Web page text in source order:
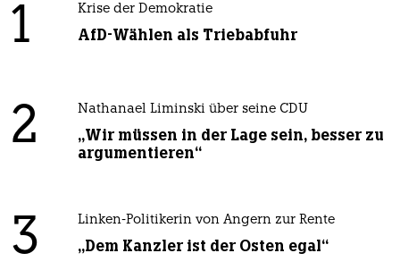
1 Krise der Demokratie
AfD-Wählen als Triebabfuhr
2 Nathanael Liminski über seine CDU
„Wir müssen in der Lage sein, besser zu
argumentieren“
3 Linken-Politikerin von Angern zur Rente
„Dem Kanzler ist der Osten egal“